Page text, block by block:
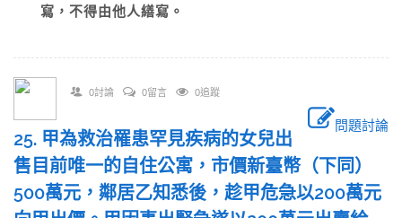
寫，不得由他人繕寫。
0討論 0留言 0追蹤
問題討論
25. 甲為救治罹患罕見疾病的女兒出
售目前唯一的自住公寓，市價新臺幣（下同）
500萬元，鄰居乙知悉後，趁甲危急以200萬元